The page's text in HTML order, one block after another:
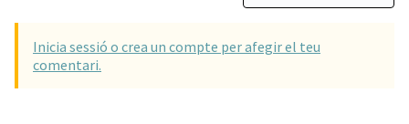
Inicia sessió o crea un compte per afegir el teu
comentari.